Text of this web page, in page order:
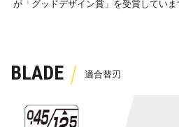
が「グッドデザイン賞」を受賞していま
BLADE